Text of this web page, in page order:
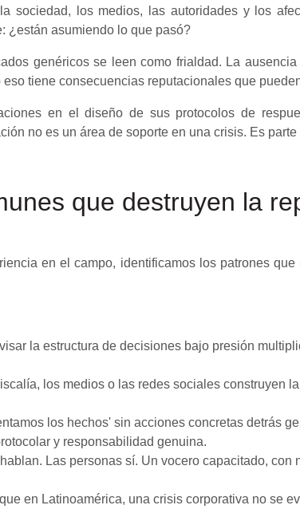
sociedad, los medios, las autoridades y los
¿están asumiendo lo que pasó?
genéricos se leen como frialdad. La
tiene consecuencias reputacionales que
en el diseño de sus protocolos de
no es un área de soporte en una crisis. Es
que destruyen la
en el campo, identificamos los patrones
la estructura de decisiones bajo presión
los medios o las redes sociales construyen
los hechos' sin acciones concretas detrás
y responsabilidad genuina.
Las personas sí. Un vocero capacitado, con
en Latinoamérica, una crisis corporativa no se